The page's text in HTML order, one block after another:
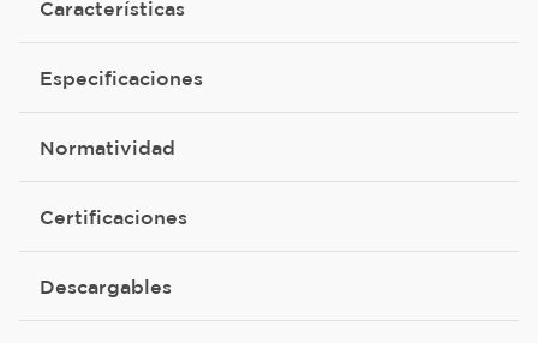
Características
Especificaciones
Normatividad
Certificaciones
Descargables